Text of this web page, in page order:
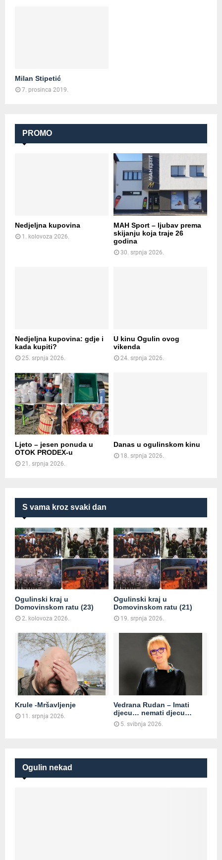
S vama kroz svaki dan
Ogulinski kraj u
Domovinskom ratu (23)
2. kolovoza 2026.
Ogulinski kraj u
Domovinskom ratu (21)
19. srpnja 2026.
Krule -Mršavljenje
11. srpnja 2026.
Vedrana Rudan – Imati
djecu… nemati djecu…
5. svibnja 2026.
Ogulin nekad
Milan Stipetić
7. prosinca 2019.
PROMO
Nedjeljna kupovina
1. kolovoza 2026.
MAH Sport – ljubav prema
skijanju koja traje 26
godina
30. srpnja 2026.
Nedjeljna kupovina: gdje i
kada kupiti?
25. srpnja 2026.
U kinu Ogulin ovog
vikenda
24. srpnja 2026.
Ljeto – jesen ponuda u
OTOK PRODEX-u
21. srpnja 2026.
Danas u ogulinskom kinu
18. srpnja 2026.